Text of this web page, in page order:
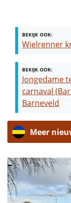
BEKIJK OOK:
Wielrenner
BEKIJK OOK:
Jongedame
carnaval
Barneveld
Meer